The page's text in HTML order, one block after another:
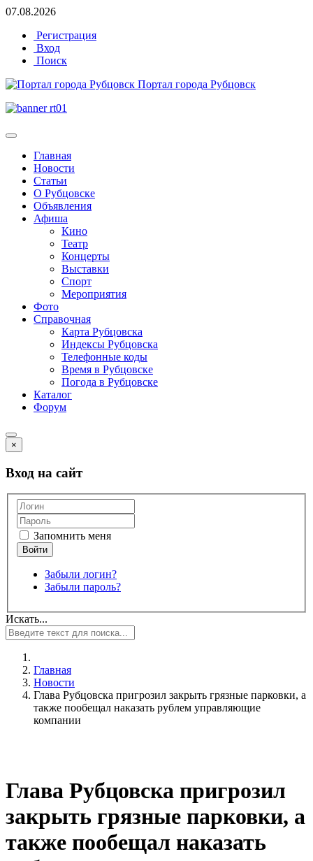
07.08.2026
Регистрация
Вход
Поиск
Портал города Рубцовск
Главная
Новости
Статьи
О Рубцовске
Объявления
Афиша
Кино
Театр
Концерты
Выставки
Спорт
Мероприятия
Фото
Справочная
Карта Рубцовска
Индексы Рубцовска
Телефонные коды
Время в Рубцовске
Погода в Рубцовске
Каталог
Форум
×
Вход на сайт
Запомнить меня
Забыли логин?
Забыли пароль?
Искать...
Главная
Новости
Глава Рубцовска пригрозил закрыть грязные парковки, а
также пообещал наказать рублем управляющие
компании
Глава Рубцовска пригрозил
закрыть грязные парковки, а
также пообещал наказать